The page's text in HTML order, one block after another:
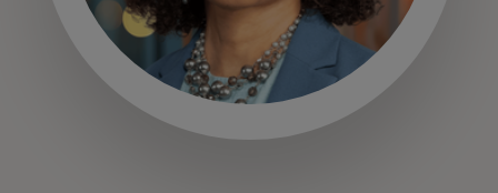
opens in a new tab